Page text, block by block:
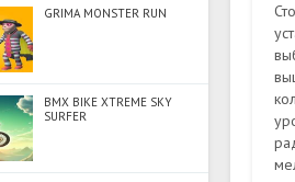
GRIMA MONSTER RUN
BMX BIKE XTREME SKY
SURFER